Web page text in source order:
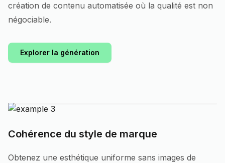
création de contenu automatisée où la qualité est non
négociable.
Explorer la génération
Cohérence du style de marque
Obtenez une esthétique uniforme sans images de